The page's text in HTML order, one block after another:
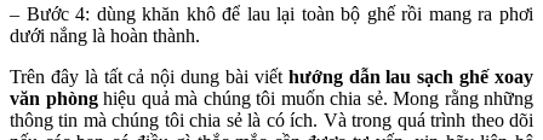
– Bước 4: dùng khăn khô để lau lại toàn bộ ghế rồi mang ra phơi
dưới nắng là hoàn thành.
Trên đây là tất cả nội dung bài viết hướng dẫn lau sạch ghế xoay
văn phònghiệu quả mà chúng tôi muốn chia sẻ. Mong rằng những
thông tin mà chúng tôi chia sẻ là có ích. Và trong quá trình theo dõi